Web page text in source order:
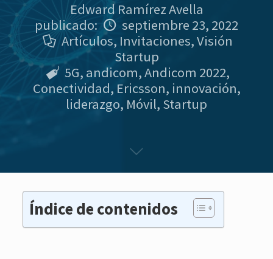
Edward Ramírez Avella
publicado:
septiembre 23, 2022
Artículos, Invitaciones,Visión
Startup
5G, andicom,Andicom 2022,
Conectividad, Ericsson, innovación,
liderazgo, Móvil, Startup
Índice de contenidos